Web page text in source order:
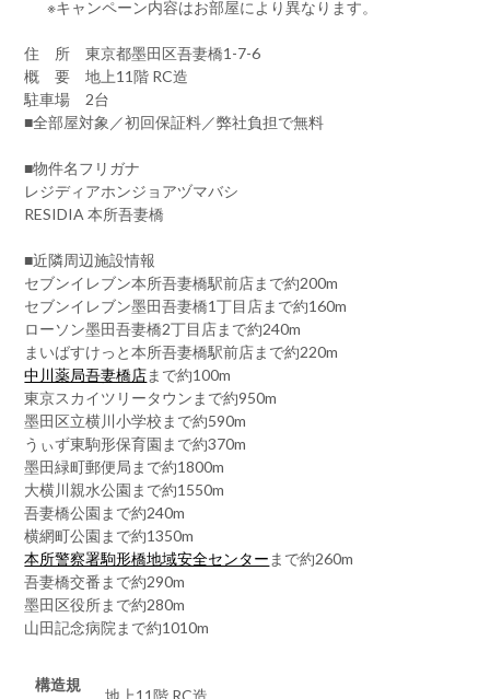
※キャンペーン内容はお部屋により異なります。
住 所 東京都墨田区吾妻橋1-7-6
概 要 地上11階 RC造
駐車場 2台
■全部屋対象／初回保証料／弊社負担で無料
■物件名フリガナ
レジディアホンジョアヅマバシ
RESIDIA 本所吾妻橋
■近隣周辺施設情報
セブンイレブン本所吾妻橋駅前店まで約200m
セブンイレブン墨田吾妻橋1丁目店まで約160m
ローソン墨田吾妻橋2丁目店まで約240m
まいばすけっと本所吾妻橋駅前店まで約220m
中川薬局吾妻橋店まで約100m
東京スカイツリータウンまで約950m
墨田区立横川小学校まで約590m
うぃず東駒形保育園まで約370m
墨田緑町郵便局まで約1800m
大横川親水公園まで約1550m
吾妻橋公園まで約240m
横網町公園まで約1350m
本所警察署駒形橋地域安全センター まで約260m
吾妻橋交番まで約290m
墨田区役所まで約280m
山田記念病院まで約1010m
構造規
地上11階 RC造